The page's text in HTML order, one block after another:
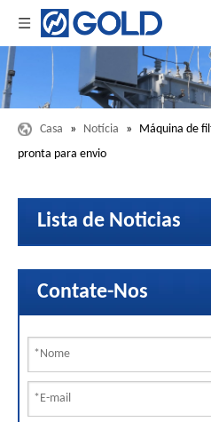
Casa » Notícia »
Máquina de
pronta para envio
Lista de Noticias
Contate-Nos